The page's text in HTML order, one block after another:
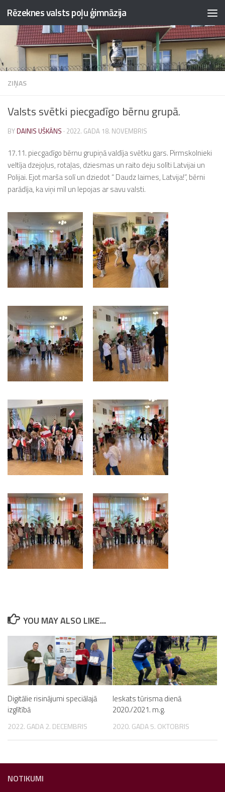
Skip to content
Rēzeknes valsts poļu ģimnāzija
ZIŅAS
Valsts svētki piecgadīgo bērnu grupā.
BY DAINIS UŠKĀNS · 2022. GADA 18. NOVEMBRIS
17.11. piecgadīgo bērnu grupiņā valdīja svētku gars. Pirmskolnieki
veltīja dzejoļus, rotaļas, dziesmas un raito deju solīti Latvijai un
Polijai. Ejot marša solī un dziedot “ Daudz laimes, Latvija!”, bērni
parādīja, ka viņi mīl un lepojas ar savu valsti.
YOU MAY ALSO LIKE...
Digitālie risinājumi speciālajā
izglītībā
2022. GADA 2. DECEMBRIS
Ieskats tūrisma dienā
2020./2021. m.g.
2020. GADA 5. OKTOBRIS
NOTIKUMI